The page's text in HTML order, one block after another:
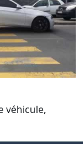
véhicule,